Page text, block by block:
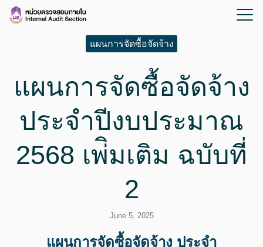
แผนการจัดซื้อจัดจ้าง
แผนการจัดซื้อจัดจ้าง
ประจำปีงบประมาณ
2568 เพ่ิมเติม ฉบับที่
2
June 5, 2025
แผนการจัดซื้อจัดจ้าง ประจำ